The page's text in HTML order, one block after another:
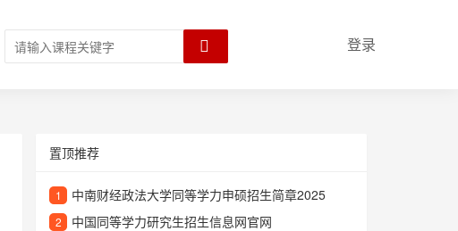
登录
置顶推荐
1 中南财经政法大学同等学力申硕招生简章2025
2 中国同等学力研究生招生信息网官网